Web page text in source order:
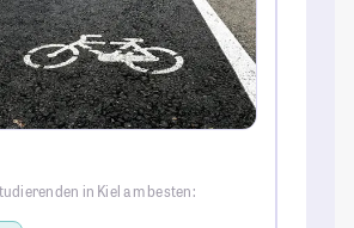
in Kiel am besten: